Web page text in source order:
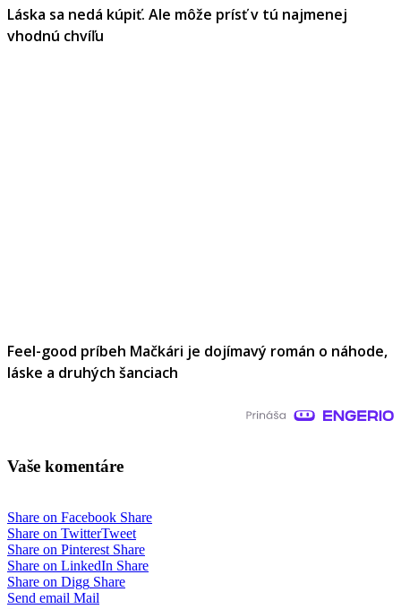
Láska sa nedá kúpiť. Ale môže prísť v tú najmenej
vhodnú chvíľu
Feel-good príbeh Mačkári je dojímavý román o náhode,
láske a druhých šanciach
Vaše komentáre
Share on Facebook Share
Share on TwitterTweet
Share on Pinterest Share
Share on LinkedIn Share
Share on Digg Share
Send email Mail